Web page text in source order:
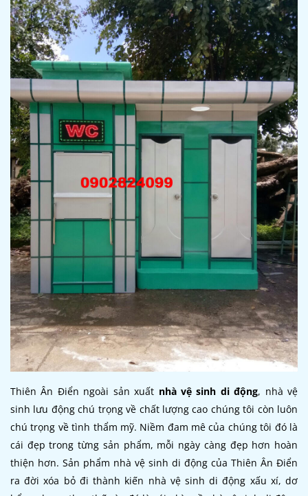
Thiên Ân Điển ngoài sản xuất nhà vệ sinh di động, nhà vệ
sinh lưu động chú trọng về chất lượng cao chúng tôi còn luôn
chú trọng về tình thẩm mỹ. Niềm đam mê của chúng tôi đó là
cái đẹp trong từng sản phẩm, mỗi ngày càng đẹp hơn hoàn
thiện hơn. Sản phẩm nhà vệ sinh di động của Thiên Ân Điển
ra đời xóa bỏ đi thành kiến nhà vệ sinh di động xấu xí, dơ